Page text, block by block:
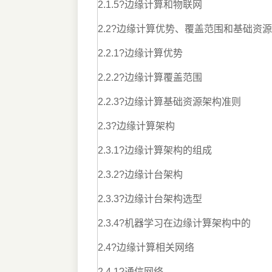
2.1.5?边缘计算和物联网
2.2?边缘计算优势、覆盖范围和基础资
2.2.1?边缘计算优势
2.2.2?边缘计算覆盖范围
2.2.3?边缘计算基础资源架构准则
2.3?边缘计算架构
2.3.1?边缘计算架构的组成
2.3.2?边缘计台架构
2.3.3?边缘计台架构选型
2.3.4?机器学习在边缘计算架构中的
2.4?边缘计算相关网络